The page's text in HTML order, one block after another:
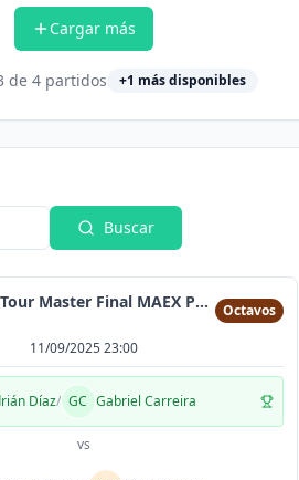
Cargar más
de 4partidos +1 más disponibles
Buscar
Xacobeo Padel Tour Master Final MAEX Pérez Varela
Octavos
11/09/2025 23:00
Díaz/ GC Gabriel Carreira
vs